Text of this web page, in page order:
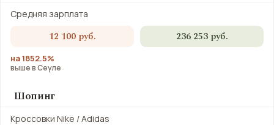
Средняя зарплата
12 100 руб. 236 253 руб.
на 1852.5%
выше в Сеуле
Шопинг
Кроссовки Nike / Adidas